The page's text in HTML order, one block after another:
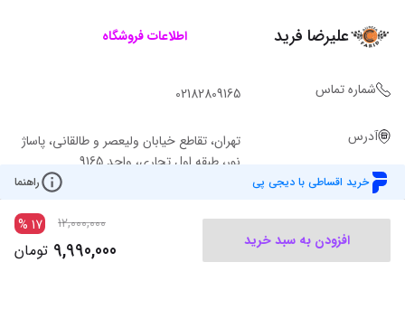
خرید اقساطی با دیجی پی راهنما
افزودن به سبد خرید
12,000,000
17
%
9,990,000 تومان
علیرضا فرید اطلاعات فروشگاه
شماره تماس 02182809165
آدرس
تهران، تقاطع خیابان ولیعصر و طالقانی، پاساژ
نور، طبقه اول تجاری، واحد 9165